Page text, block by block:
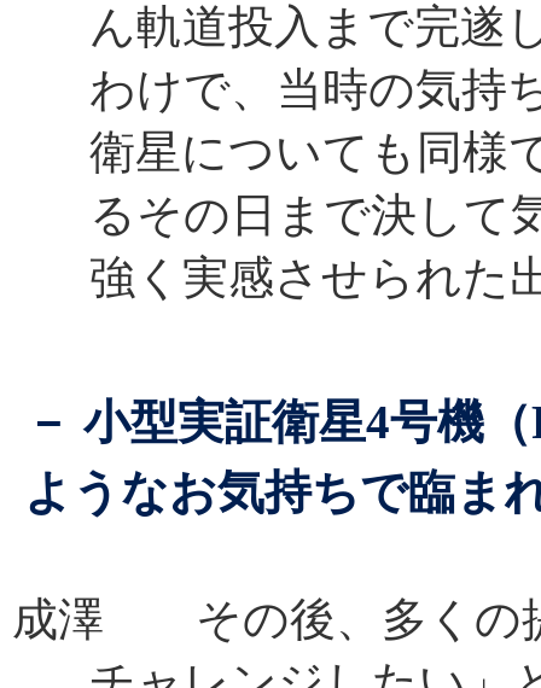
ん軌道投入まで完遂
わけで、当時の気持
衛星についても同様
るその日まで決して
強く実感させられた
－ 小型実証衛星4号機
ようなお気持ちで臨ま
成澤 その後、多くの